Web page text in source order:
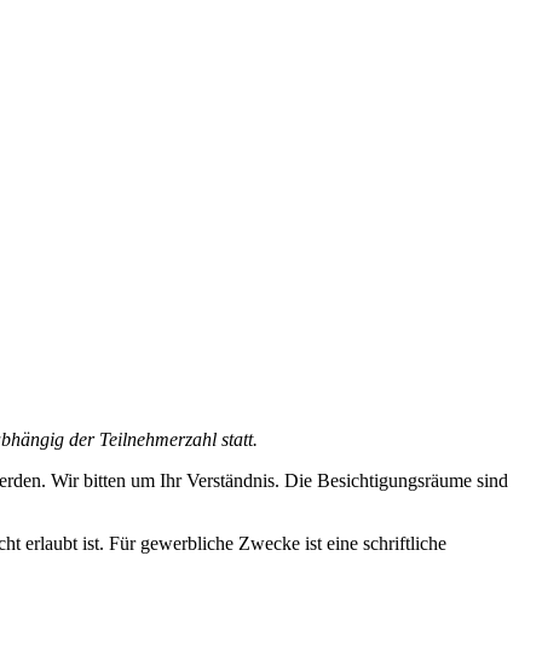
der Teilnehmerzahl statt.
Wir bitten um Ihr Verständnis. Die Besichtigungsräume sind
erlaubt ist. Für gewerbliche Zwecke ist eine schriftliche